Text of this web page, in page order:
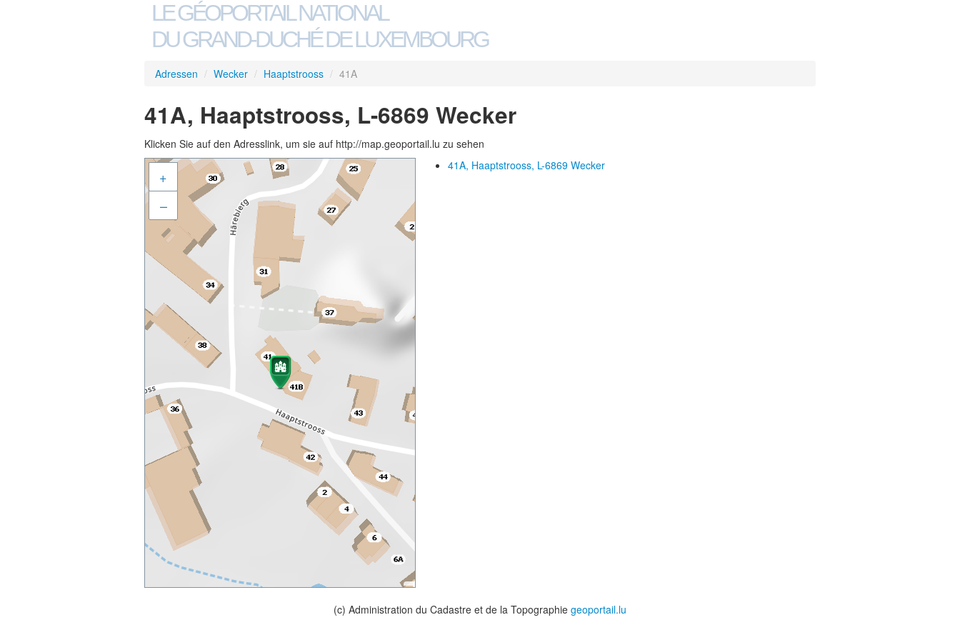
LE GÉOPORTAIL NATIONAL
DU GRAND-DUCHÉ DE LUXEMBOURG
Adressen / Wecker / Haaptstrooss / 41A
41A, Haaptstrooss, L-6869 Wecker
Klicken Sie auf den Adresslink, um sie auf http://map.geoportail.lu zu sehen
+
–
41A, Haaptstrooss, L-6869 Wecker
(c) Administration du Cadastre et de la Topographie geoportail.lu